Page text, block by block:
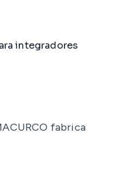
integradores
fabrica